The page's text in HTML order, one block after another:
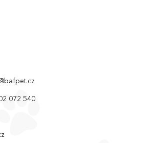
bafpet.cz
072 540